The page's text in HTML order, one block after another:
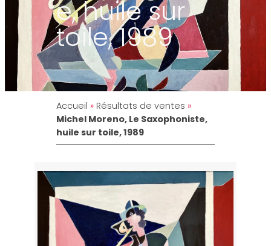
e, huile sur
toile, 1989
Accueil » Résultats de ventes »
Michel Moreno, Le Saxophoniste,
huile sur toile, 1989